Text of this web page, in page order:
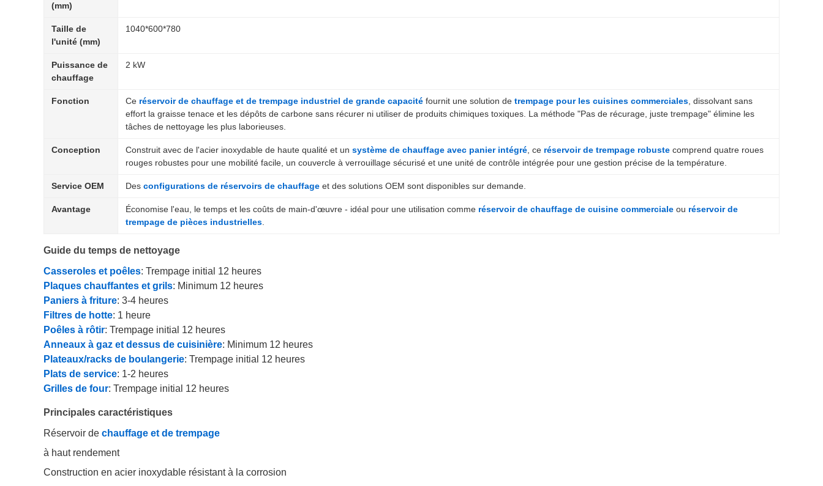
(mm)
Taille de
l'unité (mm)
1040*600*780
Puissance de
chauffage
2 kW
Fonction Ce réservoir de chauffage et de trempage industriel de grande capacité fournit une solution de trempage pour les cuisines commerciales , dissolvant sans
effort la graisse tenace et les dépôts de carbone sans récurer ni utiliser de produits chimiques toxiques. La méthode "Pas de récurage, juste trempage" élimine les
tâches de nettoyage les plus laborieuses.
Conception Construit avec de l'acier inoxydable de haute qualité et un système de chauffage avec panier intégré , ce réservoir de trempage robuste comprend quatre roues
rouges robustes pour une mobilité facile, un couvercle à verrouillage sécurisé et une unité de contrôle intégrée pour une gestion précise de la température.
Service OEM Des configurations de réservoirs de chauffage et des solutions OEM sont disponibles sur demande.
Avantage Économise l'eau, le temps et les coûts de main-d'œuvre - idéal pour une utilisation comme réservoir de chauffage de cuisine commerciale ou réservoir de
trempage de pièces industrielles
Guide du temps de nettoyage
Casseroles et poêles: Trempage initial 12 heures
Plaques chauffantes et grils: Minimum 12 heures
Paniers à friture: 3-4 heures
Filtres de hotte: 1 heure
Poêles à rôtir: Trempage initial 12 heures
Anneaux à gaz et dessus de cuisinière: Minimum 12 heures
Plateaux/racks de boulangerie: Trempage initial 12 heures
Plats de service: 1-2 heures
Grilles de four: Trempage initial 12 heures
Principales caractéristiques
Réservoir de chauffage et de trempage
à haut rendement
Construction en acier inoxydable résistant à la corrosion